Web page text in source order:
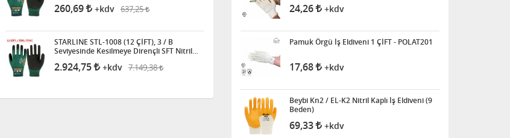
260,69 +kdv 637,25
STARLINE STL-1008 (12 ÇİFT), 3 / B
Seviyesinde Kesilmeye Dirençli SFT Nitril
2.924,75 +kdv 7.149,38
24,26 +kdv
Pamuk Örgü İş Eldiveni 1 ÇİFT - POLAT201
17,68 +kdv
Beybi Kn2 / EL-K2 Nitril Kaplı İş Eldiveni (9
Beden)
69,33 +kdv